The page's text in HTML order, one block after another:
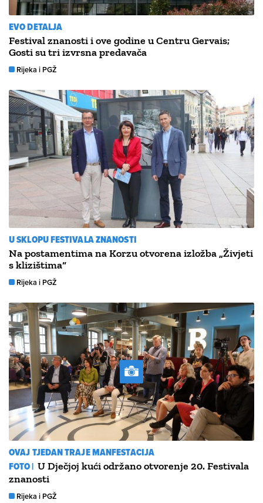
EVO DETALJA
Festival znanosti i ove godine u Centru Gervais;
Gosti su tri izvrsna predavača
Rijeka i PGŽ
U SKLOPU FESTIVALA ZNANOSTI
Na postamentima na Korzu otvorena izložba „Živjeti
s klizištima“
Rijeka i PGŽ
OVAJ TJEDAN TRAJE MANFESTACIJA
FOTO | U Dječjoj kući održano otvorenje 20. Festivala
znanosti
Rijeka i PGŽ